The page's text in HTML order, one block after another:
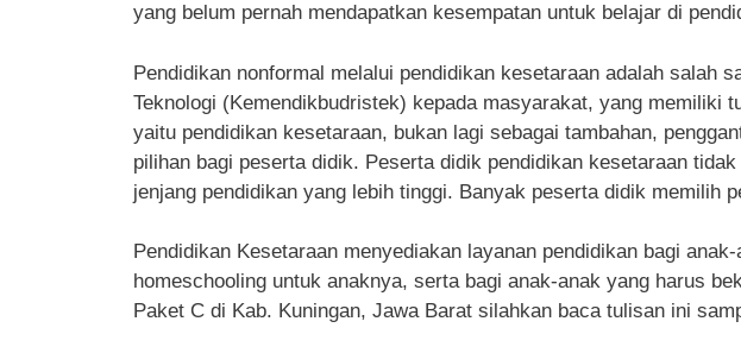
yang belum pernah mendapatkan kesempatan untuk belajar di
Pendidikan nonformal melalui pendidikan kesetaraan adalah salah
Teknologi (Kemendikbudristek) kepada masyarakat, yang memiliki
yaitu pendidikan kesetaraan, bukan lagi sebagai tambahan,
pilihan bagi peserta didik. Peserta didik pendidikan kesetaraan
jenjang pendidikan yang lebih tinggi. Banyak peserta didik memilih
Pendidikan Kesetaraan menyediakan layanan pendidikan bagi
homeschooling untuk anaknya, serta bagi anak-anak yang harus
Paket C di Kab. Kuningan, Jawa Barat silahkan baca tulisan ini